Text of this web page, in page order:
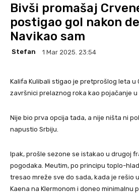
Bivši promašaj
postigao gol nakon
Navikao sam
Stefan 1 Mar 2025. 23:54
Kalifa Kulibali stigao je pretprošlog leta u
završnici prelaznog roka kao pojačanje u
Nije bio prva opcija tada, a nije ništa ni
napustio Srbiju.
Ipak, prošle sezone se istakao u drugoj
pogodaka. Meutim, po principu toplo-
tresao mreže sve do sada, kada je rešio
Kaena na Klermonom i doneo minimalnu